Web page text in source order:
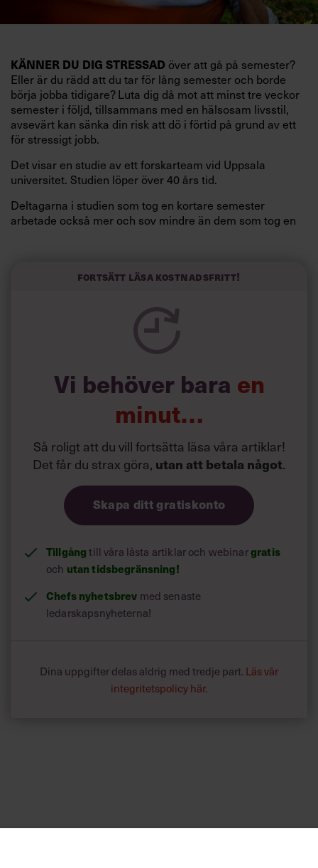
KÄNNER DU DIG STRESSAD över att gå på semester?
Eller är du rädd att du tar för lång semester och borde
börja jobba tidigare? Luta dig då mot att minst tre veckor
semester i följd, tillsammans med en hälsosam livsstil,
avsevärt kan sänka din risk att dö i förtid på grund av ett
för stressigt jobb.
Det visar en studie av ett forskarteam vid Uppsala
universitet. Studien löper över 40 års tid.
Deltagarna i studien som tog en kortare semester
arbetade också mer och sov mindre än dem som tog en
Forskarna tror sig dessutom kunna uttyda att en längre
försök att förändra livsstilsvanor.
Fortsätt läsa kostnadsfritt!
Vi behöver bara en
minut…
Så roligt att du vill fortsätta läsa våra artiklar!
Det får du strax göra, utan att betala något.
Skapa ditt gratiskonto
Tillgång till våra låsta artiklar och webinargratis
och utan tidsbegränsning!
Chefs nyhetsbrev med senaste
ledarskapsnyheterna!
Dina uppgifter delas aldrig med tredje part. Läs vår
integritetspolicy här.